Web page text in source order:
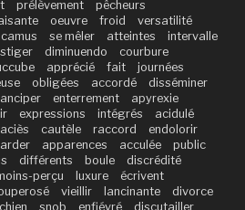
prélèvement
pêcheurs
oeuvre froid
versatilité
camus se mêler atteintes
intervalle
diminuendo
courbure
apprécié fait
journées
obligées accordé
disséminer
enterrement
apyrexie
expressions intégrés
acidulé
cautèle raccord
endolorir
larder apparences acculée
public
différents boule
discrédité
perçu luxure
écrivent
vieillir lancinante
divorce
chien snob enfiévré
discutailler